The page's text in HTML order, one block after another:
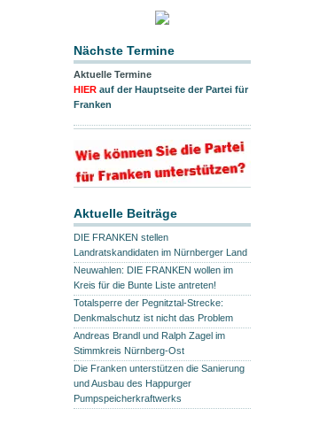
Nächste Termine
Aktuelle Termine
HIER auf der Hauptseite der Partei für
Franken
Aktuelle Beiträge
DIE FRANKEN stellen
Landratskandidaten im Nürnberger Land
Neuwahlen: DIE FRANKEN wollen im
Kreis für die Bunte Liste antreten!
Totalsperre der Pegnitztal-Strecke:
Denkmalschutz ist nicht das Problem
Andreas Brandl und Ralph Zagel im
Stimmkreis Nürnberg-Ost
Die Franken unterstützen die Sanierung
und Ausbau des Happurger
Pumpspeicherkraftwerks